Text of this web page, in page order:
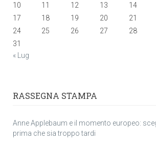
10
11 12 13 14
17
18 19 20 21
24
25 26 27 28
31
« Lug
RASSEGNA STAMPA
Anne Applebaum e il momento europeo:
prima che sia troppo tardi